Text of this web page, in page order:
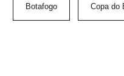
Botafogo Copa do